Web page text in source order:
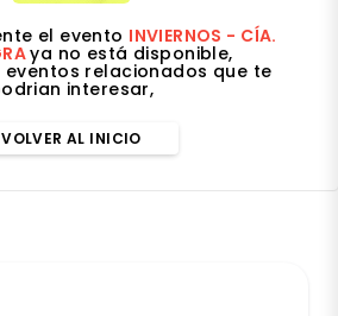
el evento INVIERNOS - CÍA.
ya no está disponible,
eventos relacionados que te
interesar,
VOLVER AL INICIO